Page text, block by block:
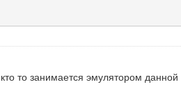
то занимается эмулятором данной